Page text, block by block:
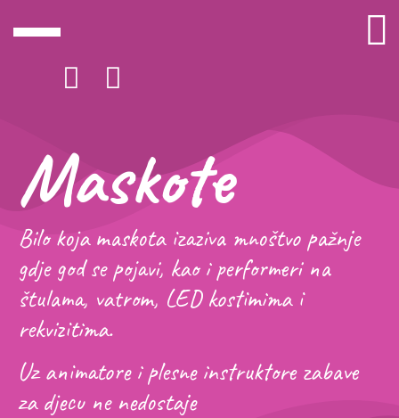
Maskote
Bilo koja maskota izaziva mnoštvo pažnje
gdje god se pojavi, kao i performeri na
štulama, vatrom, LED kostimima i
rekvizitima.
Uz animatore i plesne instruktore zabave
za djecu ne nedostaje